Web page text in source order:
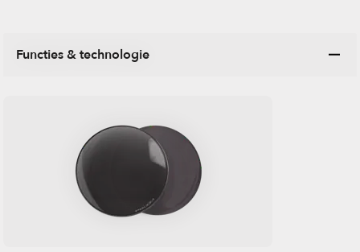
Functies & technologie